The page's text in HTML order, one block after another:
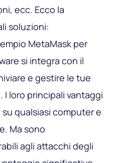
ecc. Ecco la
soluzioni:
MetaMask per
si integra con il
e gestire le tue
I loro principali vantaggi
qualsiasi computer e
Ma sono
agli attacchi degli